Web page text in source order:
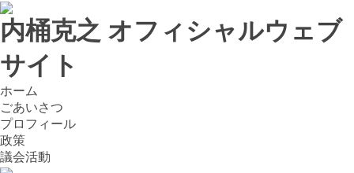
内桶克之 オフィシャルウェブ
サイト
ホーム
ごあいさつ
プロフィール
政策
議会活動